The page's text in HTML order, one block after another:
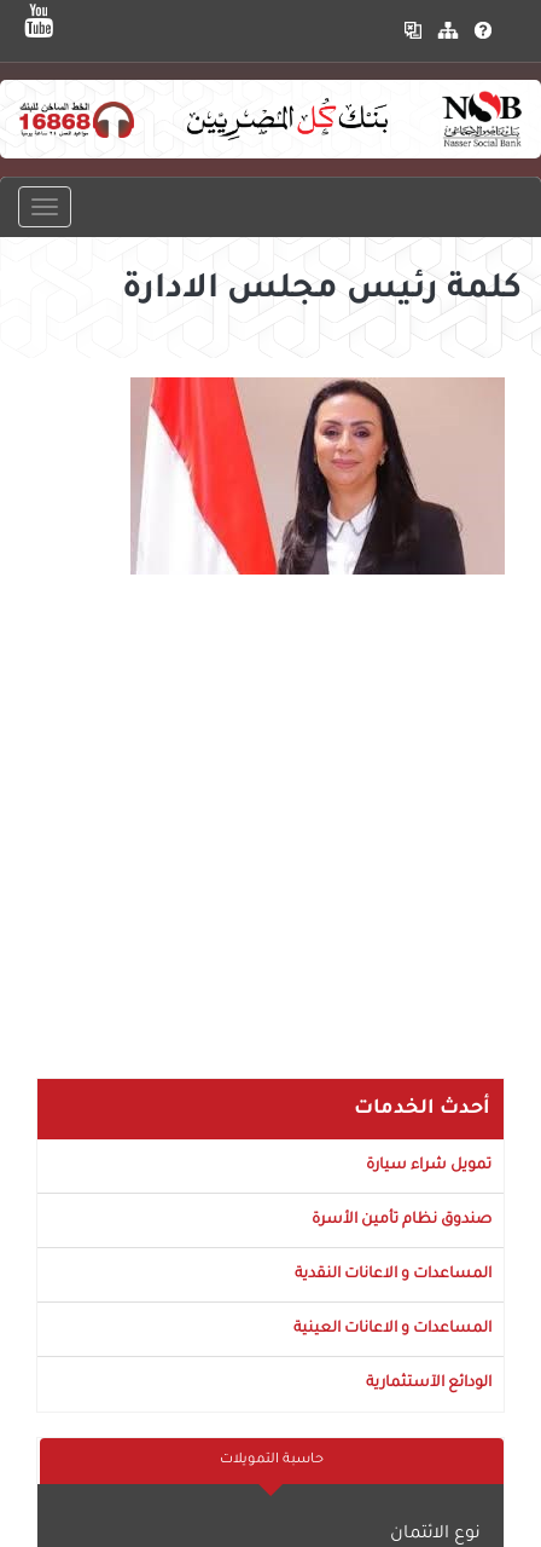
كلمة رئيس مجلس الادارة
أحدث الخدمات
تمويل شراء سيارة
صندوق نظام تأمين الأسرة
المساعدات و الاعانات النقدية
المساعدات و الاعانات العينية
الودائع الآستثمارية
حاسبة التمويلات
نوع الائتمان